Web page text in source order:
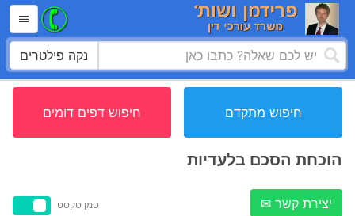
נקה פילטרים
חיפוש מתקדם חיפוש דפים דומים
הוכחת הסכם בלעדיות
יצירת קשר ✉ סמן טקסט